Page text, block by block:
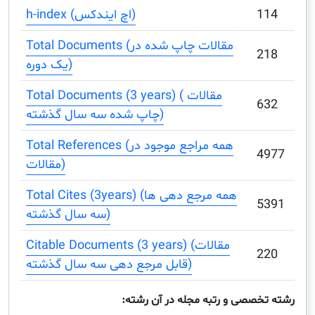
Total Documents (مقالات چاپ شده در
Total Documents (3 years) ( مقالات
Total References (همه مراجع موجود در
Total Cites (3years) (همه مرجع دهی ها
Citable Documents (3 years) (مقالات
و رتبه مجله در آن رشته: